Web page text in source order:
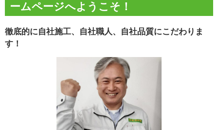
ームページへようこそ！
徹底的に自社施工、自社職人、自社品質にこだわりま
す！